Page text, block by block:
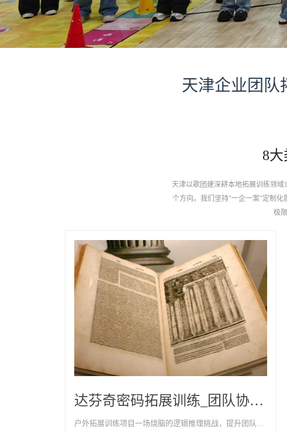
天津企业团队
8
天津以歌团建深耕本地拓展训练领
个方向。我们坚持"一企一案"定制化
极
达芬奇密码拓展训练_团队协作团建项目-天津以歌团建
户外拓展训练项目一场烧脑的逻辑推理挑战，提升团队的分析能力和协作能力